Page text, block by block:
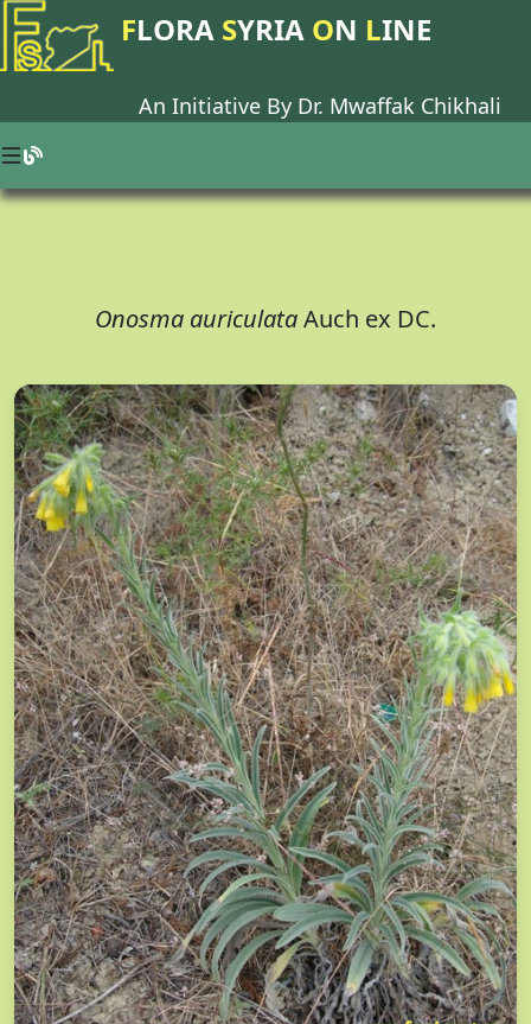
FLORA SYRIA ON LINE
An Initiative By Dr. Mwaffak Chikhali
Onosma auriculataAuch ex DC.